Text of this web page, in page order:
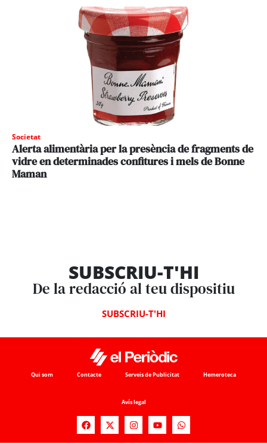
Societat
Alerta alimentària per la presència de fragments de
vidre en determinades confitures i mels de Bonne
Maman
SUBSCRIU-T'HI
De la redacció al teu dispositiu
SUBSCRIU-T'HI
Qui som Contacte Serveis de Publicitat Hemeroteca
Avís legal